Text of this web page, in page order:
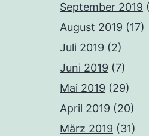
September 2019
August 2019 (17)
Juli 2019 (2)
Juni 2019 (7)
Mai 2019 (29)
April 2019 (20)
März 2019 (31)